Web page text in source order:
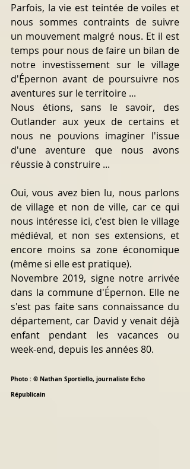
Parfois, la vie est teintée de voiles et
nous sommes contraints de suivre
un mouvement malgré nous. Et il est
temps pour nous de faire un bilan de
notre investissement sur le village
d'Épernon avant de poursuivre nos
aventures sur le territoire ...
Nous étions, sans le savoir, des
Outlander aux yeux de certains et
nous ne pouvions imaginer l'issue
d'une aventure que nous avons
réussie à construire ...
Oui, vous avez bien lu, nous parlons
de village et non de ville, car ce qui
nous intéresse ici, c'est bien le village
médiéval, et non ses extensions, et
encore moins sa zone économique
(même si elle est pratique).
Novembre 2019, signe notre arrivée
dans la commune d'Épernon. Elle ne
s'est pas faite sans connaissance du
département, car David y venait déjà
enfant pendant les vacances ou
week-end, depuis les années 80.
Photo : © Nathan Sportiello, journaliste Echo
Républicain